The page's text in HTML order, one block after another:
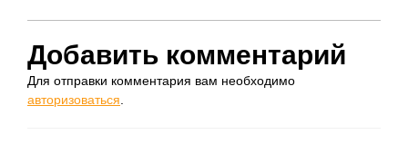
Добавить комментарий
Для отправки комментария вам необходимо
авторизоваться.